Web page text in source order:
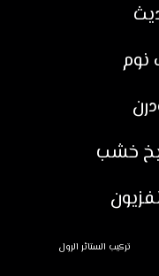
نوم
خشب
تركيب الستائر الرول